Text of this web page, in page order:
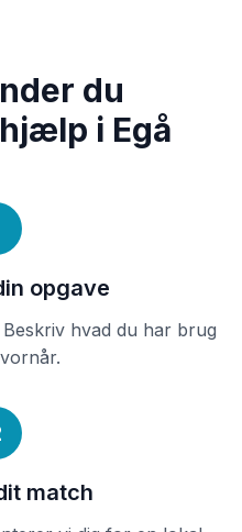
du
i Egå
opgave
hvad du har brug
match